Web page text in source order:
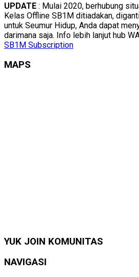
UPDATE : Mulai 2020, berhubung
Kelas Offline SB1M ditiadakan,
untuk Seumur Hidup, Anda dapat
darimana saja. Info lebih lanjut hub
SB1M Subscription
MAPS
YUK JOIN KOMUNITAS
NAVIGASI